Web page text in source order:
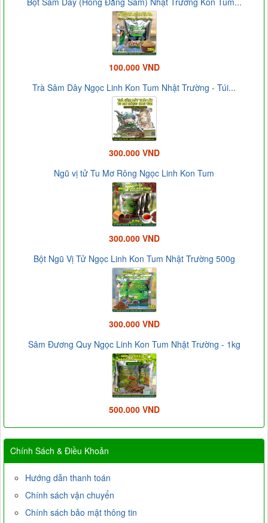
100.000 VND
Trà Sâm Dây Ngọc Linh Kon Tum Nhật Trường - Túi...
300.000 VND
Ngũ vị tử Tu Mơ Rông Ngọc Linh Kon Tum
300.000 VND
Bột Ngũ Vị Tử Ngọc Linh Kon Tum Nhật Trường 500g
300.000 VND
Sâm Đương Quy Ngọc Linh Kon Tum Nhật Trường - 1kg
500.000 VND
Chính Sách & Điều Khoản
Hướng dẫn thanh toán
Chính sách vận chuyển
Chính sách bảo mật thông tin